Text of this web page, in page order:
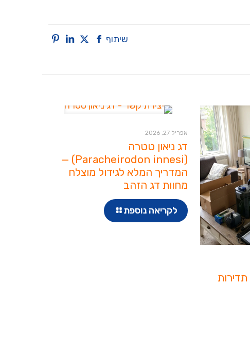
שיתוף
תדירות
אפריל 27, 2026
דג ניאון טטרה
(Paracheirodon innesi) —
המדריך המלא לגידול מוצלח
מחוות דג הזהב
לקריאה נוספת